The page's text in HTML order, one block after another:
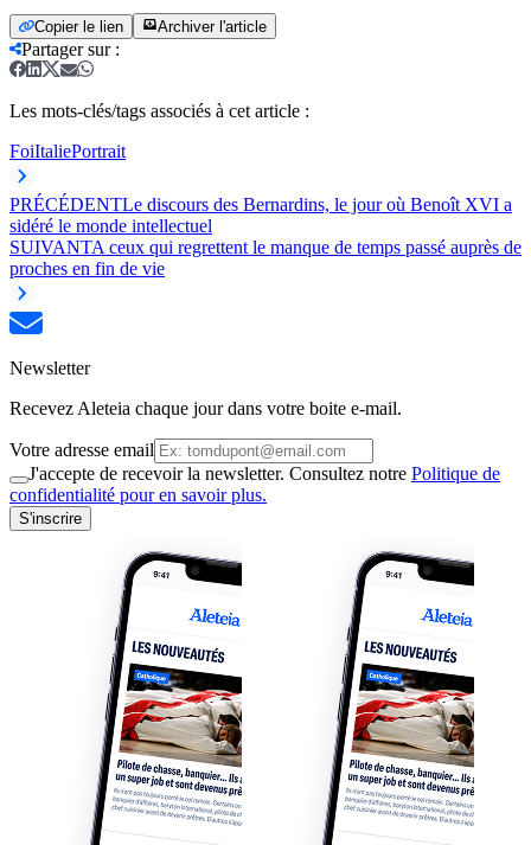
Copier le lien Archiver l'article
Partager sur:
Les mots-clés/tags associés à cet article :
FoiItaliePortrait
PRÉCÉDENTLe discours des Bernardins, le jour où Benoît XVI a
sidéré le monde intellectuel
SUIVANTA ceux qui regrettent le manque de temps passé auprès de
proches en fin de vie
Newsletter
Recevez Aleteia chaque jour dans votre boite e-mail.
Votre adresse email
J'accepte de recevoir la newsletter. Consultez notre Politique de
confidentialité pour en savoir plus.
S'inscrire